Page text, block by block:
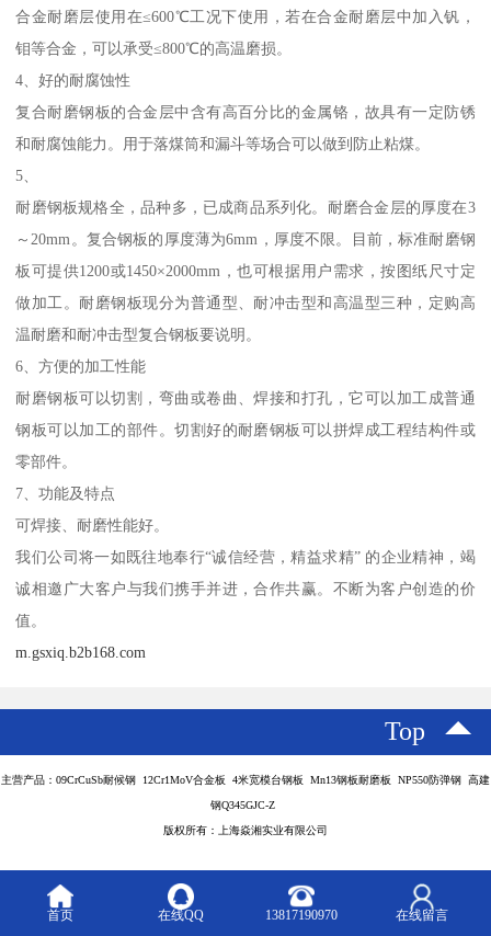
合金耐磨层使用在≤600℃工况下使用，若在合金耐磨层中加入钒，
钼等合金，可以承受≤800℃的高温磨损。
4、好的耐腐蚀性
复合耐磨钢板的合金层中含有高百分比的金属铬，故具有一定防锈
和耐腐蚀能力。用于落煤筒和漏斗等场合可以做到防止粘煤。
5、
耐磨钢板规格全，品种多，已成商品系列化。耐磨合金层的厚度在3
～20mm。复合钢板的厚度薄为6mm，厚度不限。目前，标准耐磨钢
板可提供1200或1450×2000mm，也可根据用户需求，按图纸尺寸定
做加工。耐磨钢板现分为普通型、耐冲击型和高温型三种，定购高
温耐磨和耐冲击型复合钢板要说明。
6、方便的加工性能
耐磨钢板可以切割，弯曲或卷曲、焊接和打孔，它可以加工成普通
钢板可以加工的部件。切割好的耐磨钢板可以拼焊成工程结构件或
零部件。
7、功能及特点
可焊接、耐磨性能好。
我们公司将一如既往地奉行“诚信经营，精益求精” 的企业精神，竭
诚相邀广大客户与我们携手并进，合作共赢。不断为客户创造的价
值。
m.gsxiq.b2b168.com
Top
主营产品：09CrCuSb耐候钢 12Cr1MoV合金板 4米宽模台钢板 Mn13钢板耐磨板 NP550防弹钢 高建
钢Q345GJC-Z
版权所有：上海焱湘实业有限公司
首页 在线QQ 13817190970 在线留言